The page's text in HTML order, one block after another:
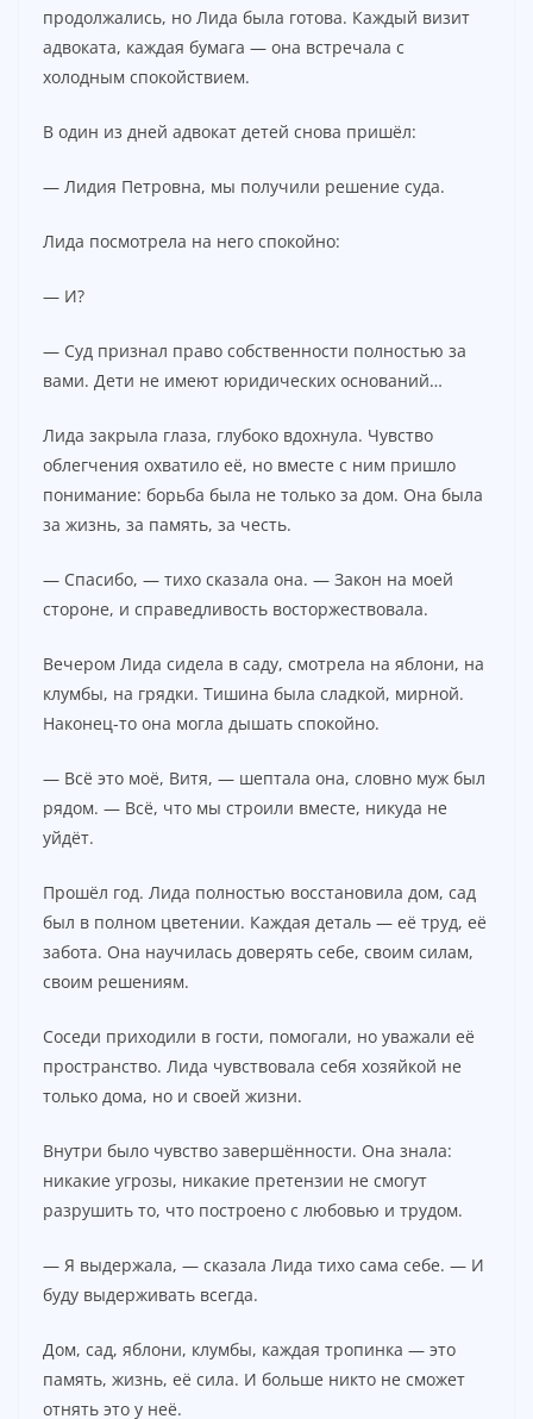
продолжались, но Лида была готова. Каждый визит
адвоката, каждая бумага — она встречала с
холодным спокойствием.
В один из дней адвокат детей снова пришёл:
— Лидия Петровна, мы получили решение суда.
Лида посмотрела на него спокойно:
— И?
— Суд признал право собственности полностью за
вами. Дети не имеют юридических оснований…
Лида закрыла глаза, глубоко вдохнула. Чувство
облегчения охватило её, но вместе с ним пришло
понимание: борьба была не только за дом. Она была
за жизнь, за память, за честь.
— Спасибо, — тихо сказала она. — Закон на моей
стороне, и справедливость восторжествовала.
Вечером Лида сидела в саду, смотрела на яблони, на
клумбы, на грядки. Тишина была сладкой, мирной.
Наконец-то она могла дышать спокойно.
— Всё это моё, Витя, — шептала она, словно муж был
рядом. — Всё, что мы строили вместе, никуда не
уйдёт.
Прошёл год. Лида полностью восстановила дом, сад
был в полном цветении. Каждая деталь — её труд, её
забота. Она научилась доверять себе, своим силам,
своим решениям.
Соседи приходили в гости, помогали, но уважали её
пространство. Лида чувствовала себя хозяйкой не
только дома, но и своей жизни.
Внутри было чувство завершённости. Она знала:
никакие угрозы, никакие претензии не смогут
разрушить то, что построено с любовью и трудом.
— Я выдержала, — сказала Лида тихо сама себе. — И
буду выдерживать всегда.
Дом, сад, яблони, клумбы, каждая тропинка — это
память, жизнь, её сила. И больше никто не сможет
отнять это у неё.